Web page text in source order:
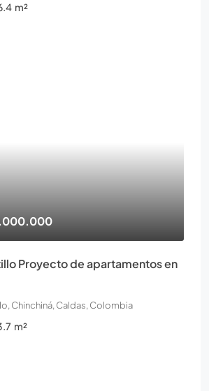
m²
Proyecto de apartamentos en
Chinchiná, Caldas, Colombia
m²